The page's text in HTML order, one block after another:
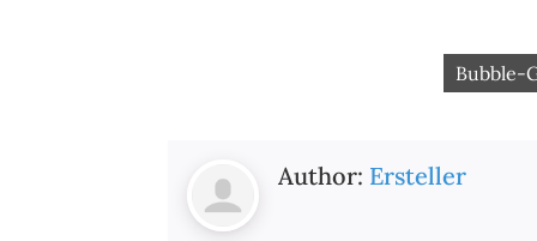
Bubble-
Author: Ersteller